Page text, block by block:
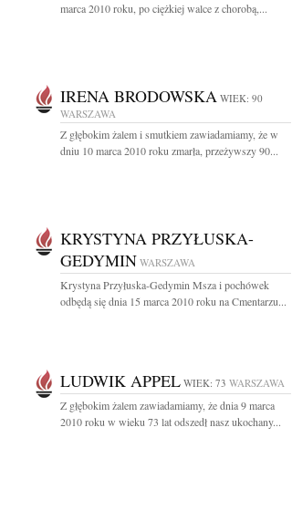
marca 2010 roku, po ciężkiej walce z chorobą,...
IRENA BRODOWSKA WIEK: 90
WARSZAWA
Z głębokim żalem i smutkiem zawiadamiamy, że w
dniu 10 marca 2010 roku zmarła, przeżywszy 90...
KRYSTYNA PRZYŁUSKA-
GEDYMIN WARSZAWA
Krystyna Przyłuska-Gedymin Msza i pochówek
odbędą się dnia 15 marca 2010 roku na Cmentarzu...
LUDWIK APPEL WIEK: 73 WARSZAWA
Z głębokim żalem zawiadamiamy, że dnia 9 marca
2010 roku w wieku 73 lat odszedł nasz ukochany...